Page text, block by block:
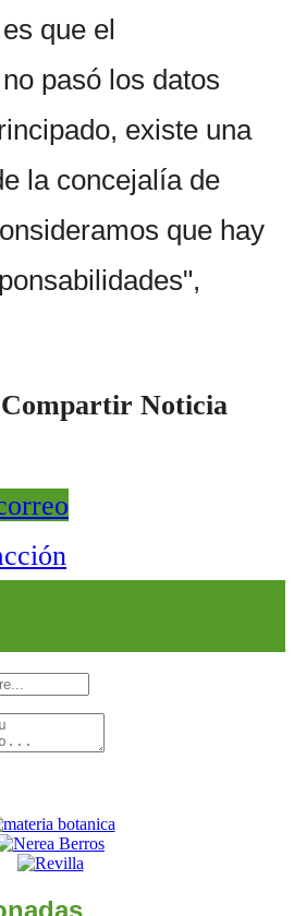
que el
pasó los datos
existe una
la concejalía de
que hay
Compartir Noticia